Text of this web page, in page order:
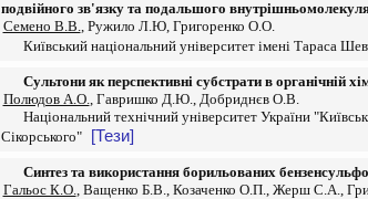
подвійного зв'язку та подальшого
Семено В.В., Ружило Л.Ю, Григоренко О.О.
Київський національний університет імені Тараса
Сультони як перспективні субстрати в органічній
Полюдов А.О., Гавришко Д.Ю., Добриднєв О.В.
Національний технічний університет України
Сікорського"
[Тези]
Синтез та використання борильованих
Гальос К.О., Ващенко Б.В., Козаченко О.П., Жерш С.А.,